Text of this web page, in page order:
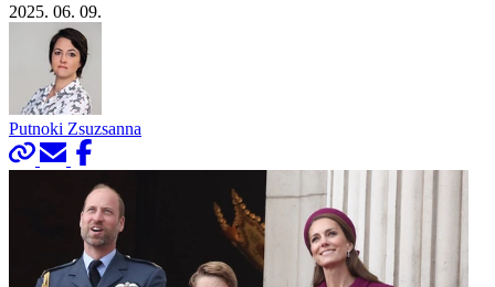
2025. 06. 09.
Putnoki Zsuzsanna